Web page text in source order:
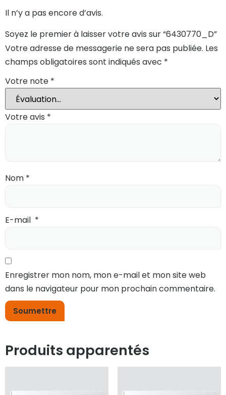
Il n’y a pas encore d’avis.
Soyez le premier à laisser votre avis sur “6430770_D”
Votre adresse de messagerie ne sera pas publiée. Les
champs obligatoires sont indiqués avec *
Votre note *
Votre avis *
Nom *
E-mail *
Enregistrer mon nom, mon e-mail et mon site web
dans le navigateur pour mon prochain commentaire.
Produits apparentés